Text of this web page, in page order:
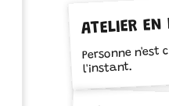
ATELIER EN
Personne n'est
l'instant.